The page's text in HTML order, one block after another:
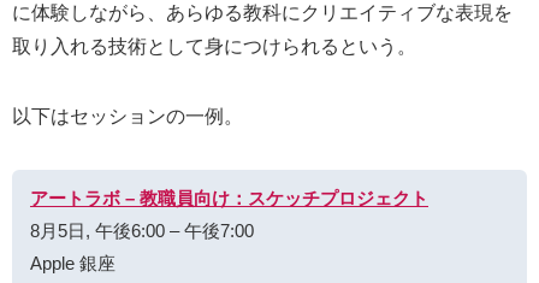
に体験しながら、あらゆる教科にクリエイティブな表現を
取り入れる技術として身につけられるという。
以下はセッションの一例。
ア⁠ー⁠ト⁠ラ⁠ボ – 教⁠職⁠員⁠向⁠け⁠：ス⁠ケ⁠ッ⁠チプ⁠ロ⁠ジ⁠ェ⁠ク⁠ト
8月5日, 午後6:00 – 午後7:00
Apple 銀座